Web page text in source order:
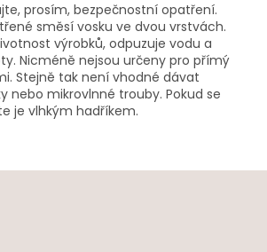
prosím, bezpečnostní opatření.
směsí vosku ve dvou vrstvách.
výrobků, odpuzuje vodu a
Nicméně nejsou určeny pro přímý
Stejně tak není vhodné dávat
nebo mikrovlnné trouby. Pokud se
je vlhkým hadříkem.